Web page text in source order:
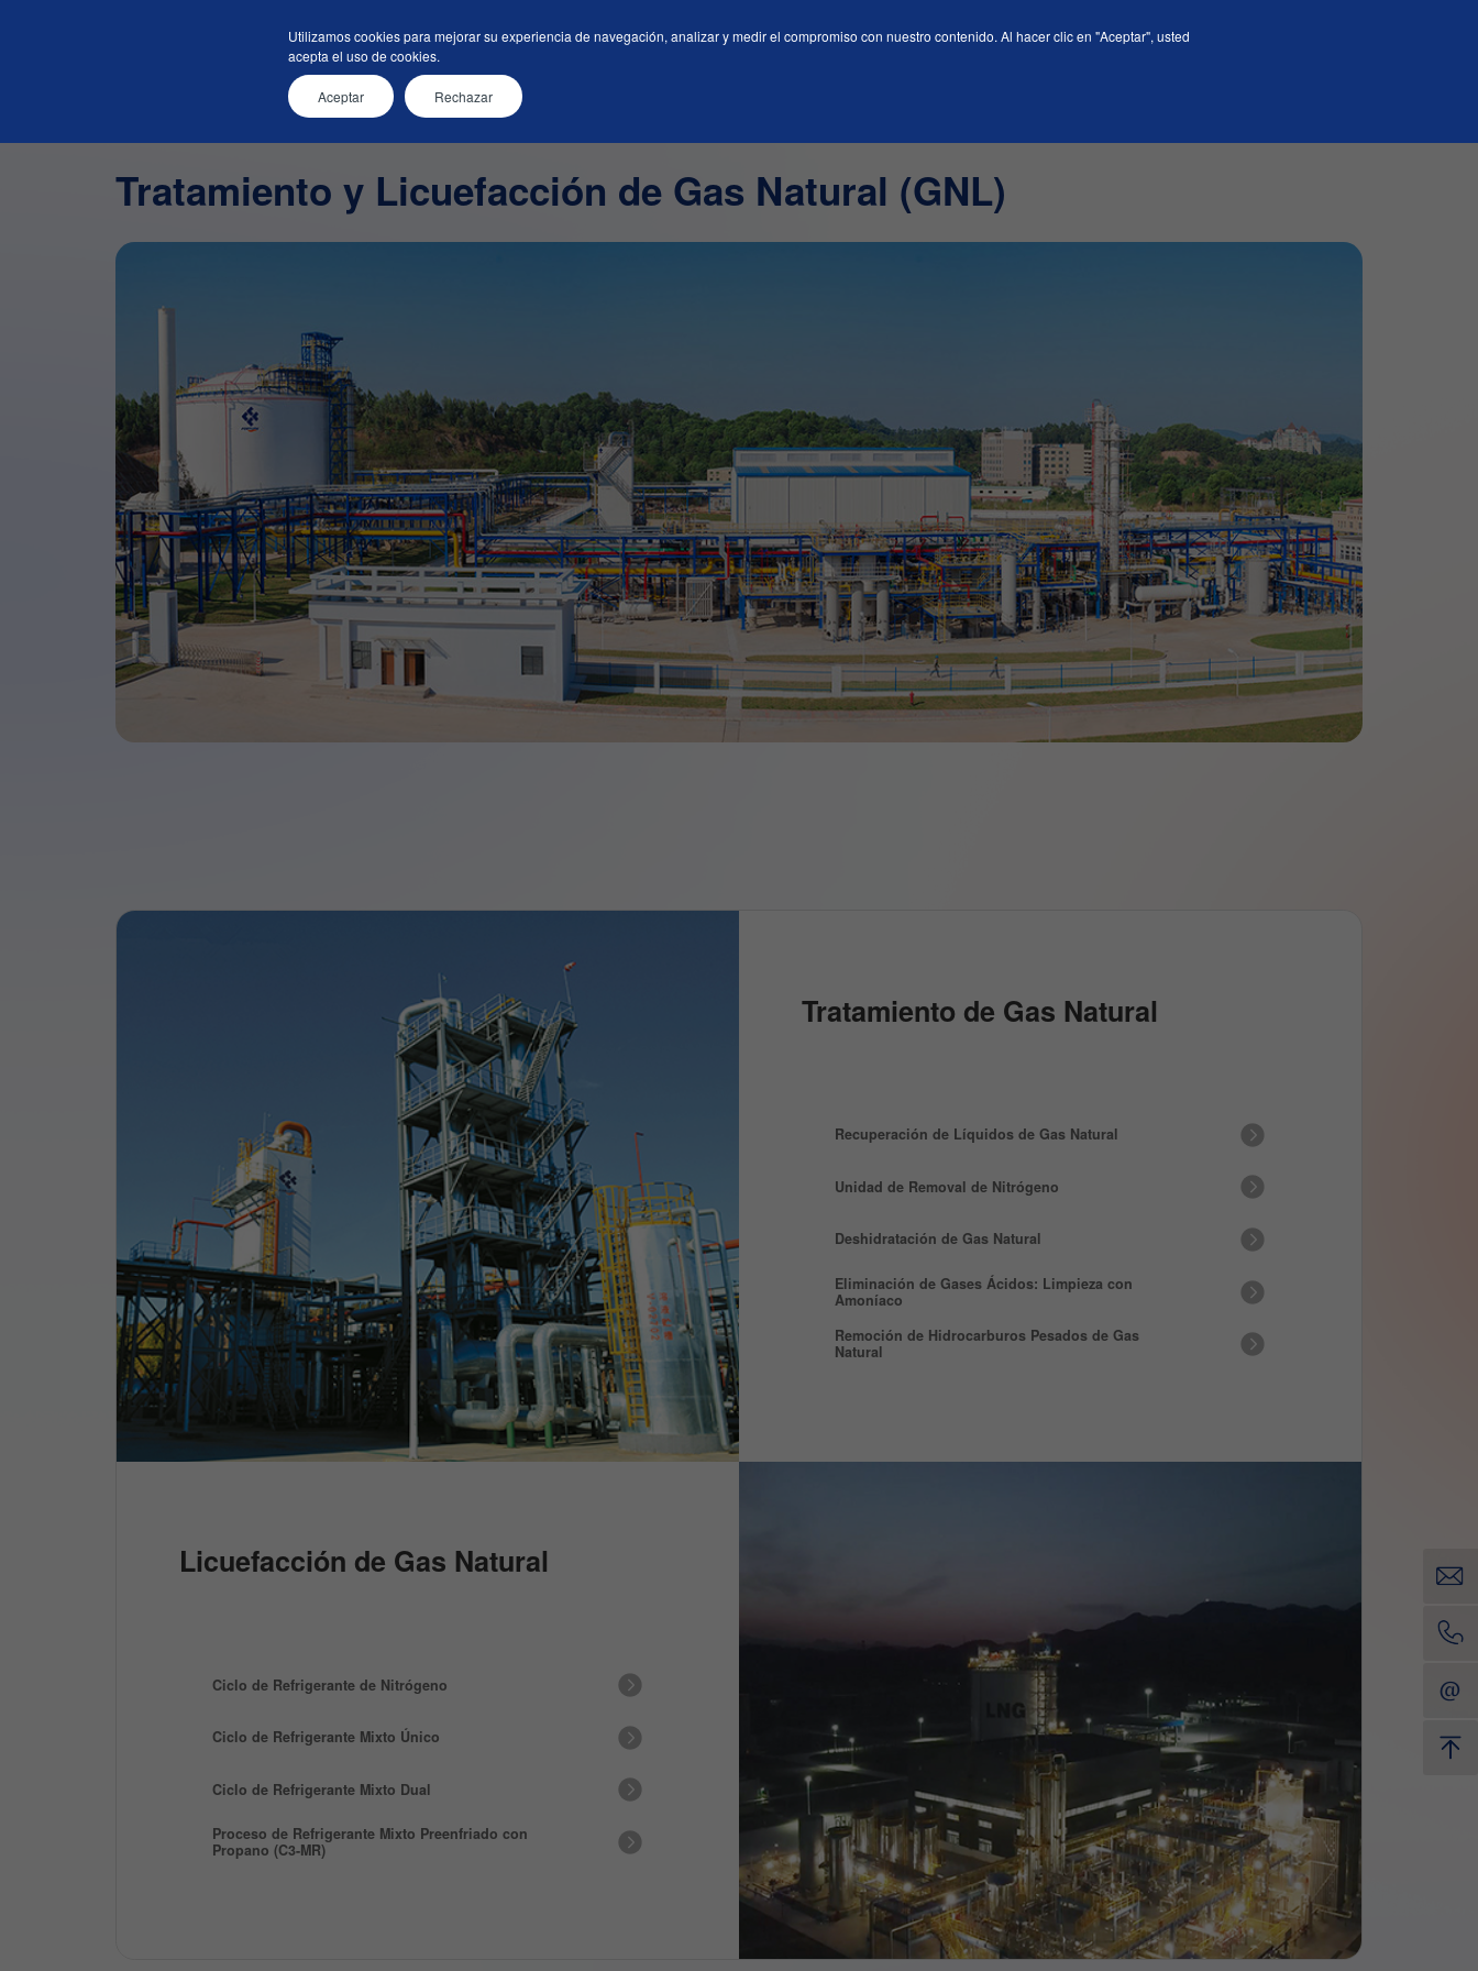
Sobre Nosotros Tecnologías Servicios Centro de Medios Contáctenos
Utilizamos cookies para mejorar su experiencia de navegación, analizar y medir el compromiso con nuestro contenido. Al hacer clic en "Aceptar", usted
acepta el uso de cookies.
Aceptar Rechazar
Tecnologías Tratamiento y Licuefacción de Gas Natural (GNL)
Tratamiento y Licuefacción de Gas Natural (GNL)
Tratamiento de Gas Natural
Recuperación de Líquidos de Gas Natural
Unidad de Removal de Nitrógeno
Deshidratación de Gas Natural
Eliminación de Gases Ácidos: Limpieza con
Amoníaco
Remoción de Hidrocarburos Pesados de Gas
Natural
Licuefacción de Gas Natural
Ciclo de Refrigerante de Nitrógeno
Ciclo de Refrigerante Mixto Único
Ciclo de Refrigerante Mixto Dual
Proceso de Refrigerante Mixto Preenfriado con
Propano (C3-MR)